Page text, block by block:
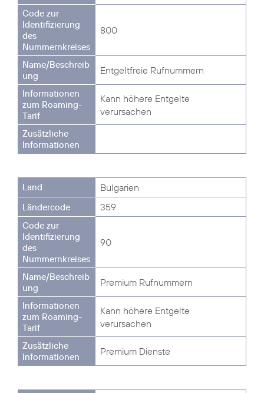
800
Entgeltfreie Rufnummern
Kann höhere Entgelte
verursachen
Bulgarien
359
90
Premium Rufnummern
Kann höhere Entgelte
verursachen
Premium Dienste